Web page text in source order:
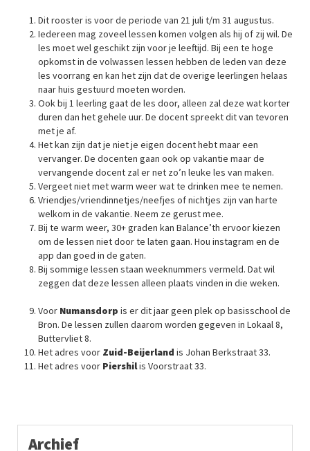
Dit rooster is voor de periode van 21 juli t/m 31 augustus.
Iedereen mag zoveel lessen komen volgen als hij of zij wil. De
les moet wel geschikt zijn voor je leeftijd. Bij een te hoge
opkomst in de volwassen lessen hebben de leden van deze
les voorrang en kan het zijn dat de overige leerlingen helaas
naar huis gestuurd moeten worden.
Ook bij 1 leerling gaat de les door, alleen zal deze wat korter
duren dan het gehele uur. De docent spreekt dit van tevoren
met je af.
Het kan zijn dat je niet je eigen docent hebt maar een
vervanger. De docenten gaan ook op vakantie maar de
vervangende docent zal er net zo’n leuke les van maken.
Vergeet niet met warm weer wat te drinken mee te nemen.
Vriendjes/vriendinnetjes/neefjes of nichtjes zijn van harte
welkom in de vakantie. Neem ze gerust mee.
Bij te warm weer, 30+ graden kan Balance’th ervoor kiezen
om de lessen niet door te laten gaan. Hou instagram en de
app dan goed in de gaten.
Bij sommige lessen staan weeknummers vermeld. Dat wil
zeggen dat deze lessen alleen plaats vinden in die weken.
Voor Numansdorp is er dit jaar geen plek op basisschool de
Bron. De lessen zullen daarom worden gegeven in Lokaal 8,
Buttervliet 8.
Het adres voor Zuid-Beijerland is Johan Berkstraat 33.
Het adres voor Piershilis Voorstraat 33.
Archief